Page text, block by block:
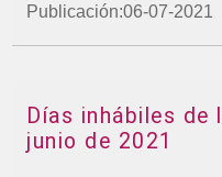
Publicación:06-07-2021
Días inhábiles de
junio de 2021